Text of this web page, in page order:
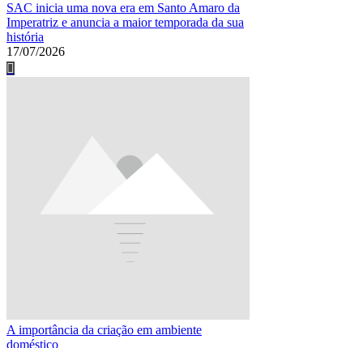
SAC inicia uma nova era em Santo Amaro da
Imperatriz e anuncia a maior temporada da sua
história
17/07/2026
A importância da criação em ambiente
doméstico